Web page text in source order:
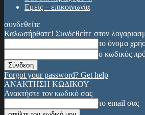
Εμείς – επικοινωνία
συνδεθείτε
Καλωσήρθατε! Συνδεθείτε στον
το όνομα
ο κωδικός
Forgot your password? Get help
ΑΝΑΚΤΗΣΗ ΚΩΔΙΚΟΥ
Ανακτήστε τον κωδικό σας
το email σας